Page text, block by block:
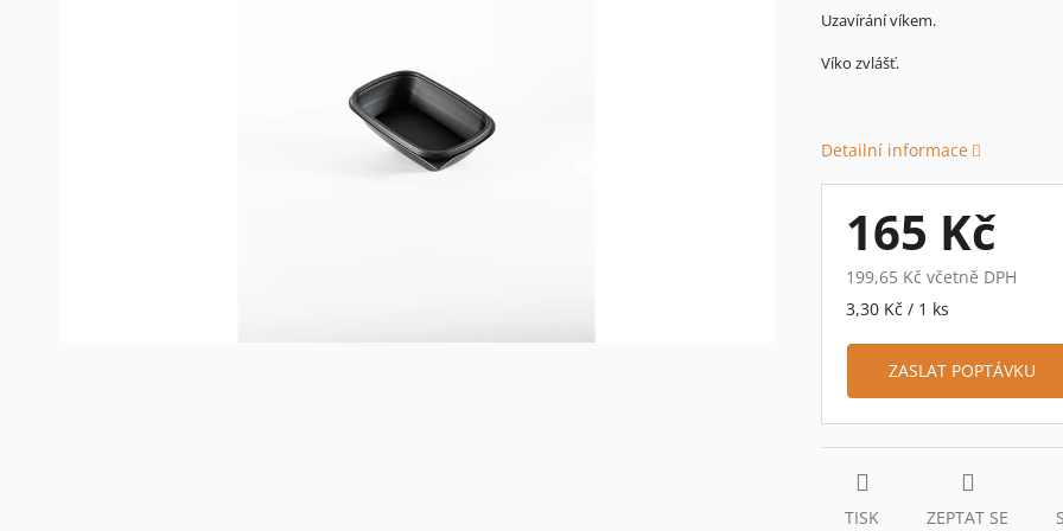
z
hvězdiček.
Uzavírání víkem.
Víko zvlášť.
Detailní informace
165 Kč
199,65 Kč včetně DPH
Měrná
3,30 Kč / 1 ks
ZASLAT POPTÁVKU
TISK ZEPTAT SE